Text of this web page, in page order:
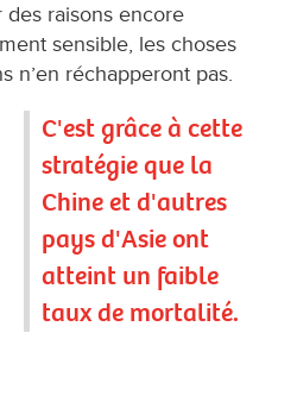
raisons encore
sensible, les choses
n’en réchapperont pas.
C'est grâce à cette
stratégie que la
Chine et d'autres
pays d'Asie ont
atteint un faible
taux de mortalité.